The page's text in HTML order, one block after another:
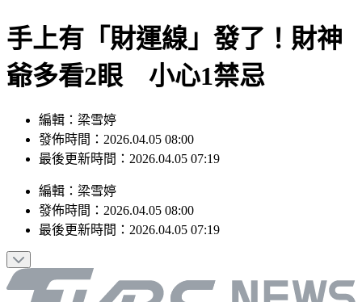
手上有「財運線」發了！財神
爺多看2眼 小心1禁忌
編輯：梁雪婷
發佈時間：2026.04.05 08:00
最後更新時間：2026.04.05 07:19
編輯 ： 梁雪婷
發佈時間： 2026.04.05 08:00
最後更新時間： 2026.04.05 07:19